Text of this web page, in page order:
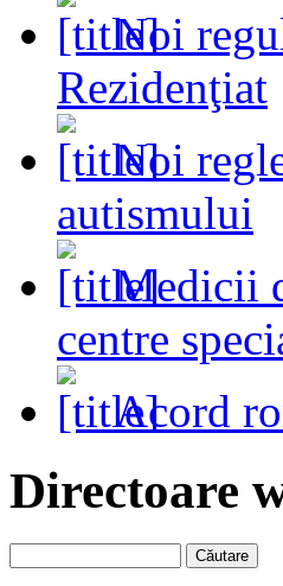
Noi
Rezidenţiat
Noi
autismului
Medicii
centre
Acord
Directoare